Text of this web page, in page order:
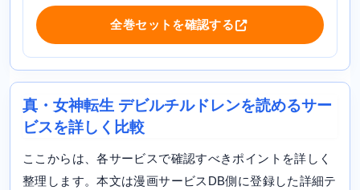
全巻セットを確認する
真・女神転生 デビルチルドレンを読めるサー
ビスを詳しく比較
ここからは、各サービスで確認すべきポイントを詳しく
整理します。本文は漫画サービスDB側に登録した詳細テ